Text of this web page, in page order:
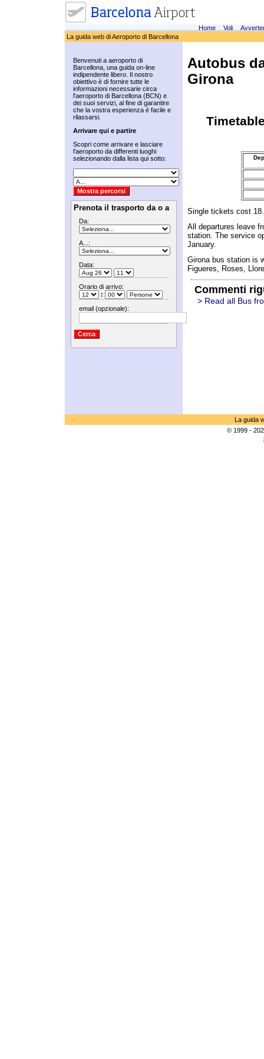
Home Voli
La guida web di Aeroporto di Barcellona
Benvenuti a aeroporto di
Barcellona, una guida on-line
indipendente libero. Il nostro
obiettivo è di fornire tutte le
informazioni necessarie circa
l'aeroporto di Barcellona (BCN) e
dei suoi servizi, al fine di garantire
che la vostra esperienza è facile e
rilassarsi.
Arrivare qui e partire
Scopri come arrivare e lasciare
l'aeroporto da differenti luoghi
selezionando dalla lista qui sotto:
Prenota il trasporto da o a
Da:
A...:
Data:
Orario di arrivo:
:
email (opzionale):
Autobus
Girona
Single tickets cost
All departures leave
station. The service
January.
Girona bus station is
Figueres, Roses,
Commenti
> Read all Bus
La guida
© 1999 -